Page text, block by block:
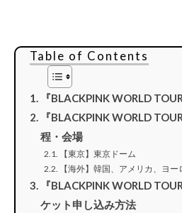
Table of Contents
『BLACKPINK WORLD
『BLACKPINK WORLD
程・会場
【東京】東京ドーム
【海外】韓国、アメリカ、ヨ
『BLACKPINK WORLD
ケット申し込み方法